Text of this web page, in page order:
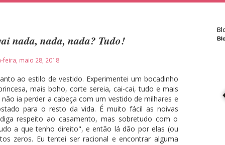
nada, nada, nada? Tudo!
feira, maio 28, 2018
ao estilo de vestido. Experimentei um bocadinho
mais boho, corte sereia, cai-cai, tudo e mais
ia perder a cabeça com um vestido de milhares e
para o resto da vida. É muito fácil as noivas
respeito ao casamento, mas sobretudo com o
a que tenho direito", e então lá dão por elas (ou
zeros. Eu tentei ser racional e encontrar alguma